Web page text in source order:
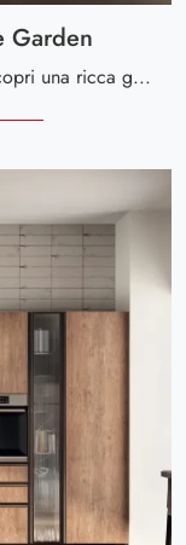
Garden
Cucine Moderne ad angolo: clicca e scopri una ricca gamma di soluzioni della firma Scavolini, tra cui il modello Mia Grigio Selce e Noce Garden.